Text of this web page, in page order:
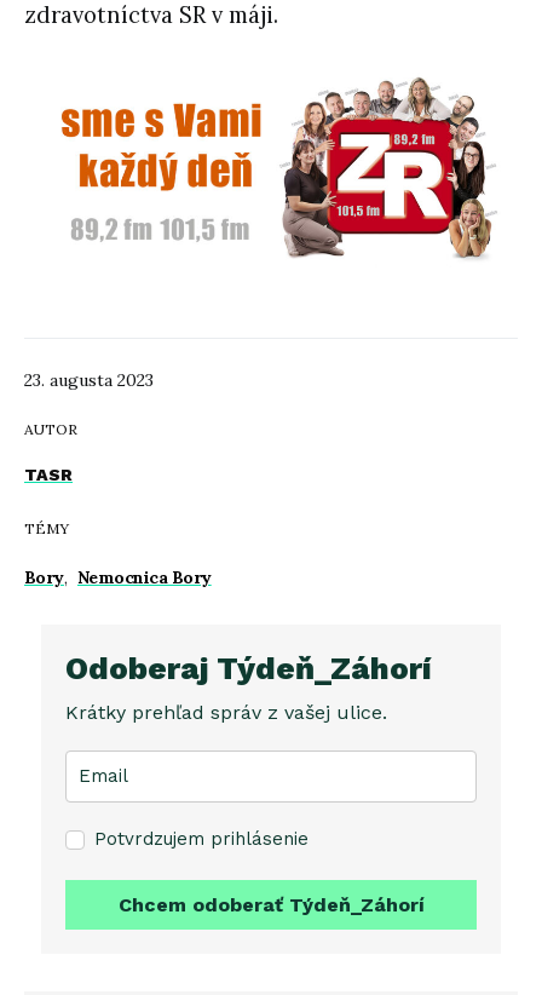
23. augusta 2023
AUTOR
TASR
TÉMY
Bory, Nemocnica Bory
zdravotníctva SR v máji.
Odoberaj Týdeň_Záhorí
Krátky prehľad správ z vašej ulice.
Potvrdzujem prihlásenie
Chcem odoberať Týdeň_Záhorí